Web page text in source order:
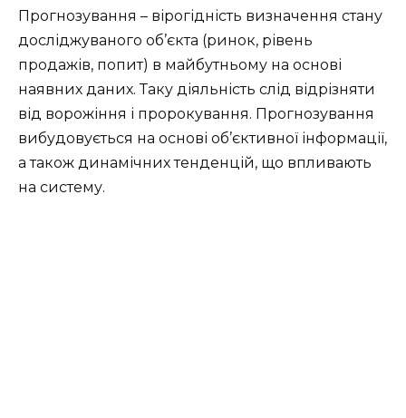
Прогнозування – вірогідність визначення стану
досліджуваного об’єкта (ринок, рівень
продажів, попит) в майбутньому на основі
наявних даних. Таку діяльність слід відрізняти
від ворожіння і пророкування. Прогнозування
вибудовується на основі об’єктивної інформації,
а також динамічних тенденцій, що впливають
на систему.